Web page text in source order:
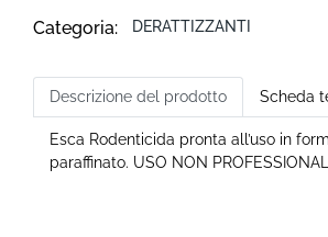
Categoria: DERATTIZZANTI
Descrizione del prodotto Scheda
Esca Rodenticida pronta all’uso in
paraffinato. USO NON